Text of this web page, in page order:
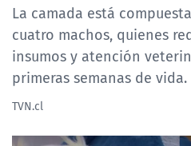
TVN PLAY
PROGRAMAS
La camada está
cuatro machos, quienes
insumos y atención
primeras semanas de vida.
TVN.cl